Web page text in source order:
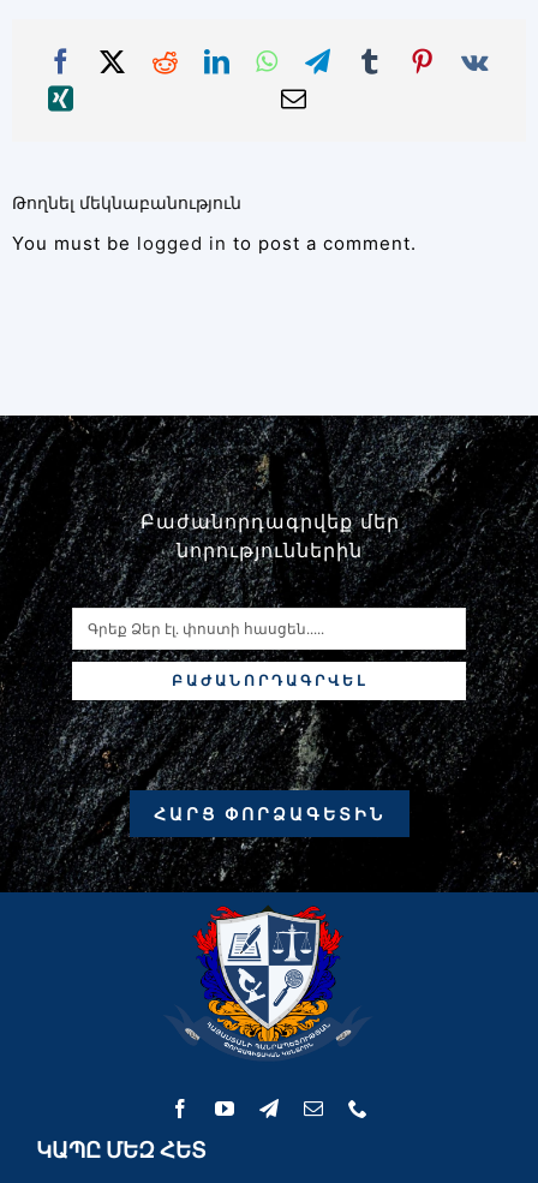
Թողնել մեկնաբանություն
You must be logged in to post a comment.
Բաժանորդագրվեք մեր
նորություններին
ԲԱԺԱՆՈՐԴԱԳՐՎԵԼ
ՀԱՐՑ ՓՈՐՁԱԳԵՏԻՆ
ԿԱՊԸ ՄԵԶ ՀԵՏ